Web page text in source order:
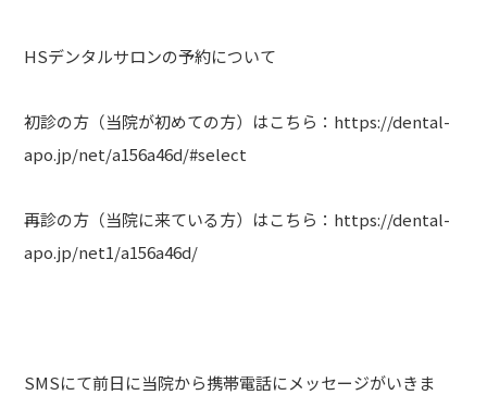
HSデンタルサロンの予約について
初診の方（当院が初めての方）はこちら：https://dental-
apo.jp/net/a156a46d/#select
再診の方（当院に来ている方）はこちら：https://dental-
apo.jp/net1/a156a46d/
SMSにて前日に当院から携帯電話にメッセージがいきま